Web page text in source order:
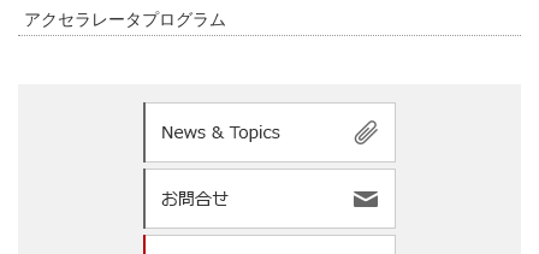
アクセラレータプログラム